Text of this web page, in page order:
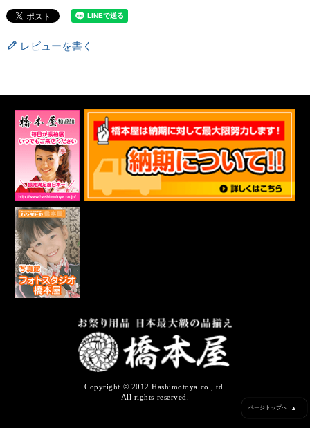
レビューを書く
ページトップへ ▲
Copyright © 2012 Hashimotoya co.,ltd.
All rights reserved.